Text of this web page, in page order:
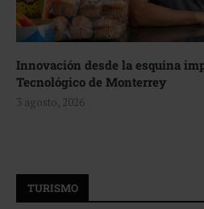
Innovación desde la esquina
Tecnológico de Monterrey
3 agosto, 2026
TURISMO